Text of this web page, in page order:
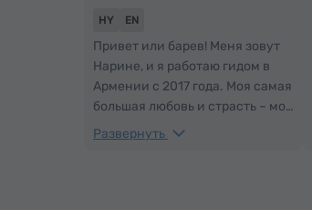
HY EN
Привет или барев! Меня зовут
Нарине, и я работаю гидом в
Армении с 2017 года. Моя самая
большая любовь и страсть – моя
родина, Айастан! Я здесь, чтобы
Развернуть